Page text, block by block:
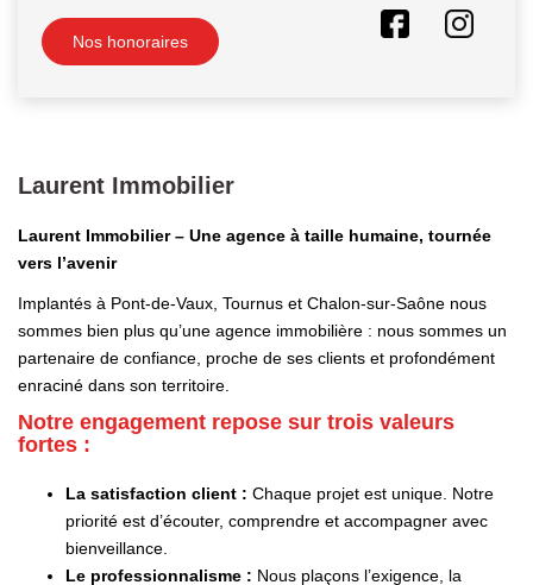
Nos honoraires
Laurent Immobilier
Laurent Immobilier – Une agence à taille humaine, tournée
vers l’avenir
Implantés à Pont-de-Vaux, Tournus et Chalon-sur-Saône nous
sommes bien plus qu’une agence immobilière : nous sommes un
partenaire de confiance, proche de ses clients et profondément
enraciné dans son territoire.
Notre engagement repose sur trois valeurs
fortes :
La satisfaction client : Chaque projet est unique. Notre
priorité est d’écouter, comprendre et accompagner avec
bienveillance.
Le professionnalisme : Nous plaçons l’exigence, la